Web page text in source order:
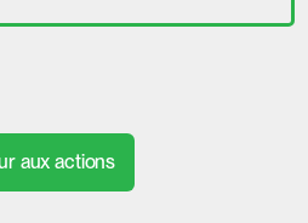
aux actions